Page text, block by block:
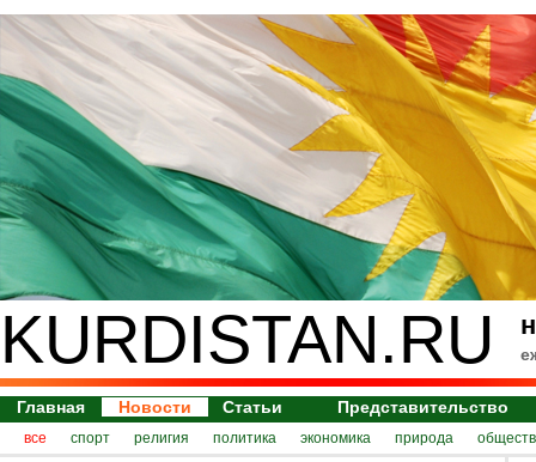
KURDISTAN.RU
Главная Новости Статьи Представительство
все спорт религия политика экономика природа